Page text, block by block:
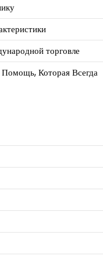
торговле
Которая Всегда